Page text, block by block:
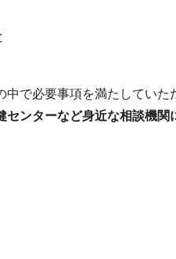
で必要事項を満たしていた
ンターなど身近な相談機関